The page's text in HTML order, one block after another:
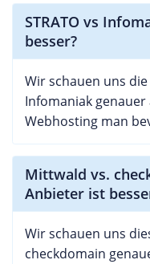
STRATO vs
besser?
Wir schauen uns die
Infomaniak
Webhosting man
Mittwald vs.
Anbieter ist
Wir schauen uns
checkdomain